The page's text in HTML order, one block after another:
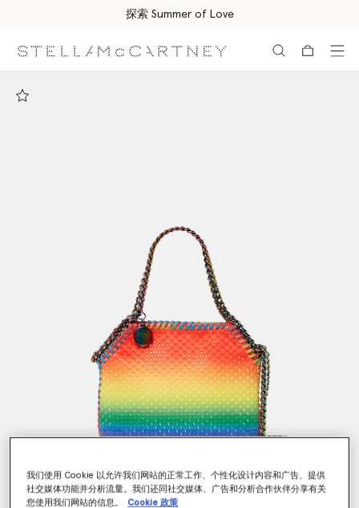
探索 Summer of Love
我们使用 Cookie 以允许我们网站的正常工作、个性化设计内容和广告、提供
社交媒体功能并分析流量。我们还同社交媒体、广告和分析合作伙伴分享有关
您使用我们网站的信息。
Cookie 政策